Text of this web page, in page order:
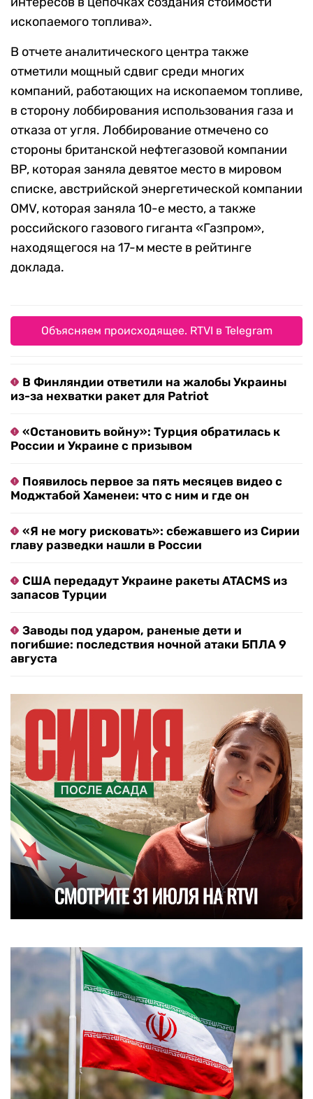
ископаемого топлива».
В отчете аналитического центра также
отметили мощный сдвиг среди многих
компаний, работающих на ископаемом топливе,
в сторону лоббирования использования газа и
отказа от угля. Лоббирование отмечено со
стороны британской нефтегазовой компании
BP, которая заняла девятое место в мировом
списке, австрийской энергетической компании
OMV, которая заняла 10-е место, а также
российского газового гиганта «Газпром»,
находящегося на 17-м месте в рейтинге
доклада.
Объясняем происходящее. RTVI в Telegram
В Финляндии ответили на жалобы Украины
из-за нехватки ракет для Patriot
«Остановить войну»: Турция обратилась к
России и Украине с призывом
Появилось первое за пять месяцев видео с
Моджтабой Хаменеи: что с ним и где он
«Я не могу рисковать»: сбежавшего из Сирии
главу разведки нашли в России
США передадут Украине ракеты ATACMS из
запасов Турции
Заводы под ударом, раненые дети и
погибшие: последствия ночной атаки БПЛА 9
августа